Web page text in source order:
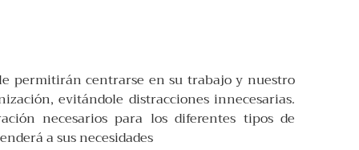
permitirán centrarse en su trabajo y nuestro
evitándole distracciones innecesarias.
necesarios para los diferentes tipos de
a sus necesidades